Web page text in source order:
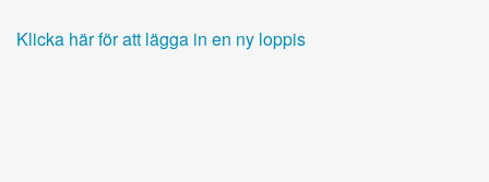
Klicka här för att lägga in en ny loppis